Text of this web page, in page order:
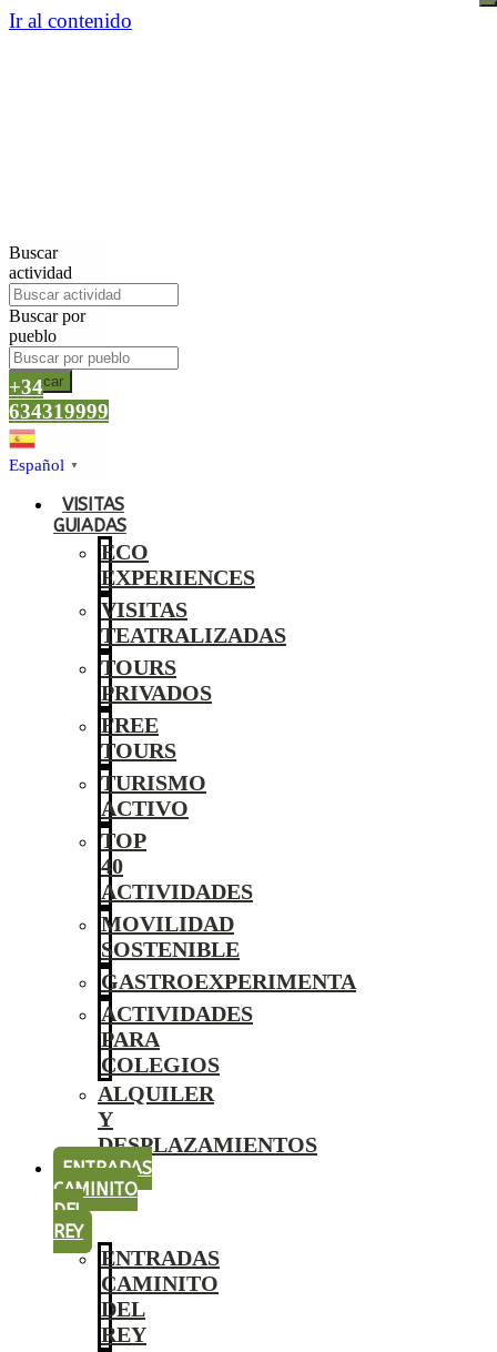
Ir al contenido
Buscar
actividad
Buscar por
pueblo
Buscar
+34
634319999
Español ▼
VISITAS
GUIADAS
ECO
EXPERIENCES
VISITAS
TEATRALIZADAS
TOURS
PRIVADOS
FREE
TOURS
TURISMO
ACTIVO
TOP
40
ACTIVIDADES
MOVILIDAD
SOSTENIBLE
GASTROEXPERIMENTA
ACTIVIDADES
PARA
COLEGIOS
ALQUILER
Y
DESPLAZAMIENTOS
ENTRADAS
CAMINITO
DEL
REY
ENTRADAS
CAMINITO
DEL
REY